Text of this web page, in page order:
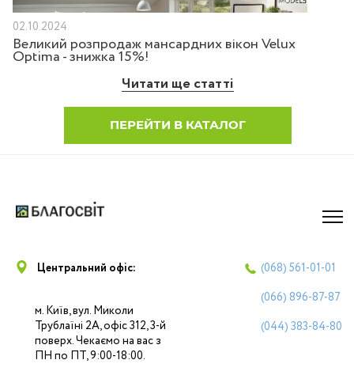
02.10.2024
Великий розпродаж мансардних вікон Velux
Optima - знижка 15%!
Читати ще статті
ПЕРЕЙТИ В КАТАЛОГ
Центральний офіс:
м. Київ, вул. Миколи
Трублаїні 2А, офіс 312, 3-й
поверх. Чекаємо на вас з
ПН по ПТ, 9:00-18:00.
(068) 561-01-01
(066) 896-87-87
(044) 383-84-80